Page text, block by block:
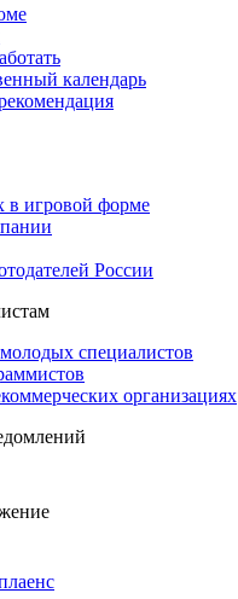
календарь
в игровой форме
России
специалистов
организациях